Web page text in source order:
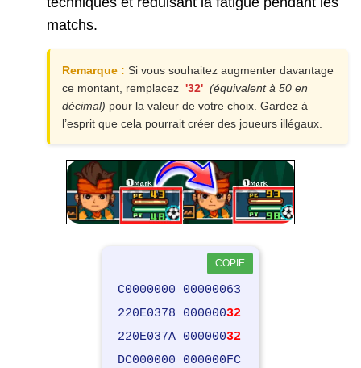
matchs.
Remarque : Si vous souhaitez augmenter davantage
ce montant, remplacez '32' (équivalent à 50 en
décimal) pour la valeur de votre choix. Gardez à
l’esprit que cela pourrait créer des joueurs illégaux.
COPIE
C0000000 00000063
220E0378 00000032
220E037A 00000032
DC000000 000000FC